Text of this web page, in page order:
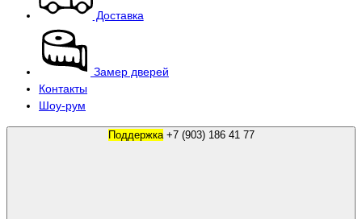
Доставка
Замер дверей
Контакты
Шоу-рум
Поддержка +7 (903) 186 41 77